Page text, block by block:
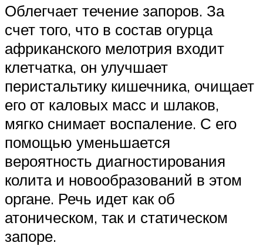
Облегчает течение запоров. За
счет того, что в состав огурца
африканского мелотрия входит
клетчатка, он улучшает
перистальтику кишечника, очищает
его от каловых масс и шлаков,
мягко снимает воспаление. С его
помощью уменьшается
вероятность диагностирования
колита и новообразований в этом
органе. Речь идет как об
атоническом, так и статическом
запоре.